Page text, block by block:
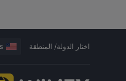
اختار الدولة/ المنطقة